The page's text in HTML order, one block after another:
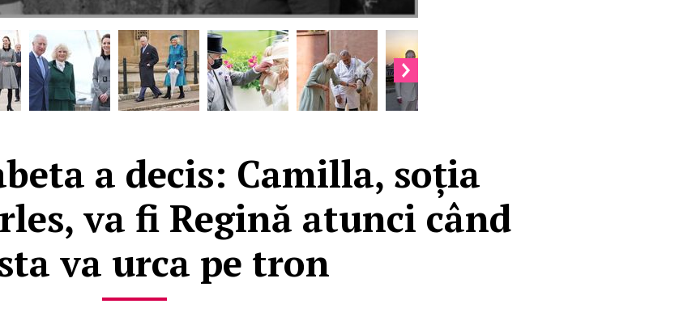
a decis: Camilla, soția
va fi Regină atunci când
va urca pe tron